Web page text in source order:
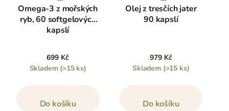
Omega-3 z mořských
ryb, 60 softgelových
kapslí
699 Kč
Skladem (>15 ks)
Do košíku
Olej z tresčích jater
90 kapslí
979 Kč
Skladem (>15 ks)
Do košíku